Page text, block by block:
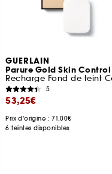
GUERLAIN
Parure Gold Skin Control
5
53,25€
Prix d'origine : 71,00€
6 teintes disponibles